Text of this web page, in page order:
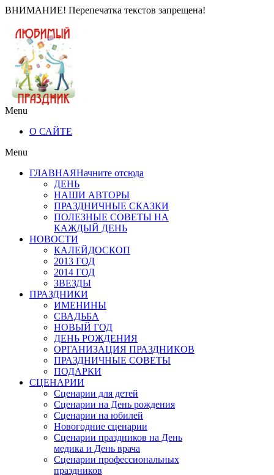
ВНИМАНИЕ! Перепечатка текстов запрещена!
Menu
О САЙТЕ
Menu
ГЛАВНАЯНачните отсюда
ДЕНЬ
НАШИ АВТОРЫ
ПРАЗДНИЧНЫЕ СКАЗКИ
ПОЛЕЗНЫЕ СОВЕТЫ НА
КАЖДЫЙ ДЕНЬ
НОВОСТИ
КАЛЕЙДОСКОП
2013 ГОД
2014 ГОД
ЗВЕЗДЫ
ПРАЗДНИКИ
ИМЕНИНЫ
СВАДЬБА
НОВЫЙ ГОД
ДЕНЬ РОЖДЕНИЯ
ОРГАНИЗАЦИЯ ПРАЗДНИКОВ
ПРАЗДНИЧНЫЕ СОВЕТЫ
ПОДАРКИ
СЦЕНАРИИ
Сценарии для детей
Сценарии на День рождения
Сценарии на юбилей
Новогодние сценарии
Сценарии праздников на День
медика и День врача
Сценарии профессиональных
праздников